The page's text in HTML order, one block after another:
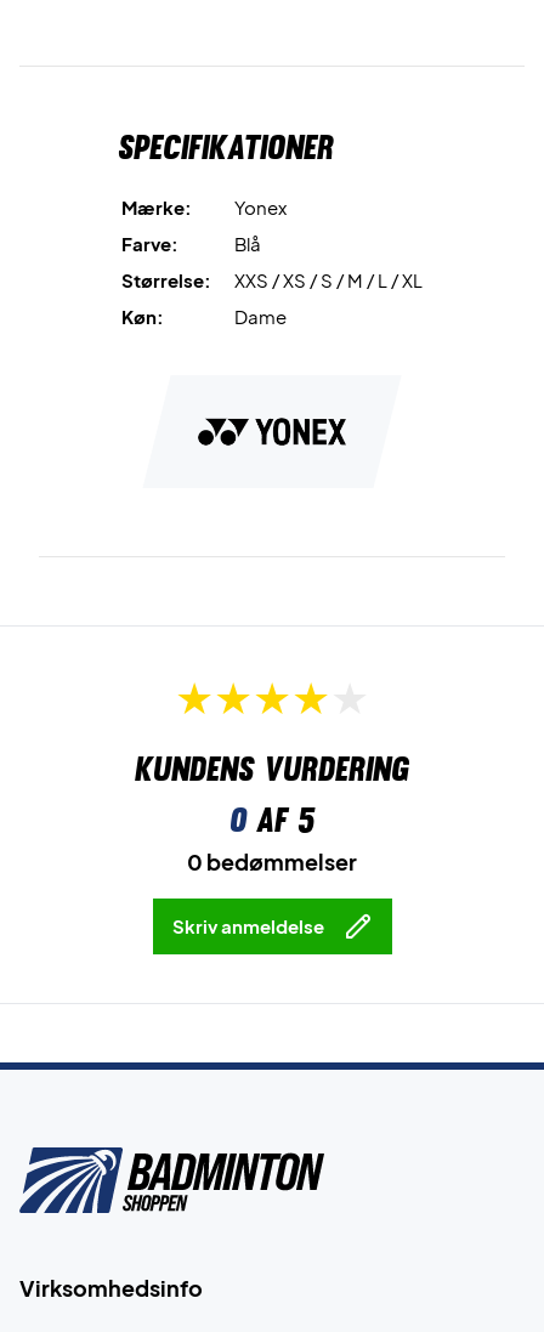
Specifikationer
Mærke:
Yonex
Farve:
Blå
Størrelse:
XXS / XS / S / M / L / XL
Køn:
Dame
Kundens vurdering
0af 5
0 bedømmelser
Skriv anmeldelse
Virksomhedsinfo